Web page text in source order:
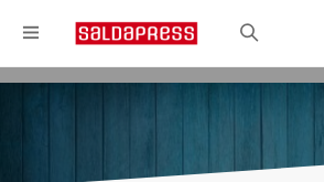
Registrati